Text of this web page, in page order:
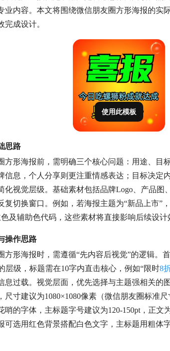
业内容。本文将围绕微信朋友圈方形海报的实
完成设计。
使用此模板
思路
方形海报前，需明确三个核心问题：用途、目
信息，个人分享则更注重情感表达；目标决定
化视觉层级。基础素材包括品牌Logo、产品图
复切换窗口。例如，若海报主题为“新品上市”
及辅助色代码，这些素材将直接影响后续设计
操作思路
方形海报时，需遵循“先内容后视觉”的逻辑。
层级，标题需在10字内直击核心，例如“限时8
息过载。视觉层面，优先选择与主题强相关的
尺寸建议为1080×1080像素（微信朋友圈标准
哨的字体，主标题字号建议为120-150pt，正文
可选用红色背景搭配白色文字，主标题用粗体